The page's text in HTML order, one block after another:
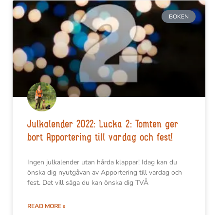
BOKEN
Julkalender 2022: Lucka 2: Tomten ger
bort Apportering till vardag och fest!
Ingen julkalender utan hårda klappar! Idag kan du
önska dig nyutgåvan av Apportering till vardag och
fest. Det vill säga du kan önska dig TVÅ
READ MORE »